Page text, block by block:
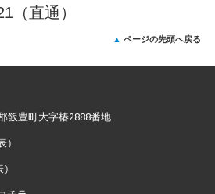
（直通）
ページの先頭へ戻る
飯豊町大字椿2888番地
）